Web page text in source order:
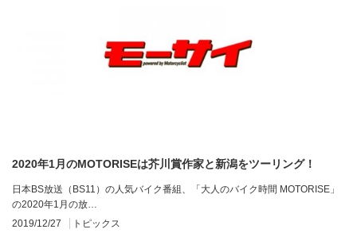
2020年1月のMOTORISEは芥川賞作家と新潟をツーリング！
日本BS放送（BS11）の人気バイク番組、「大人のバイク時間 MOTORISE」
の2020年1月の放…
2019/12/27
トピックス